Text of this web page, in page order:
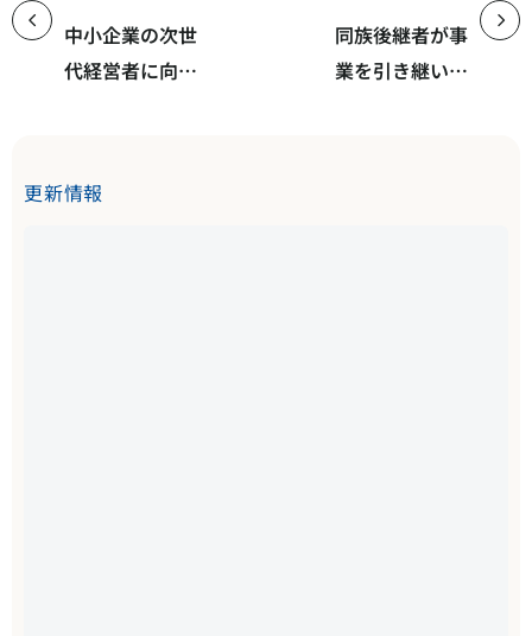
中小企業の次世
代経営者に向け
同族後継者が事
業を引き継いで
更新情報